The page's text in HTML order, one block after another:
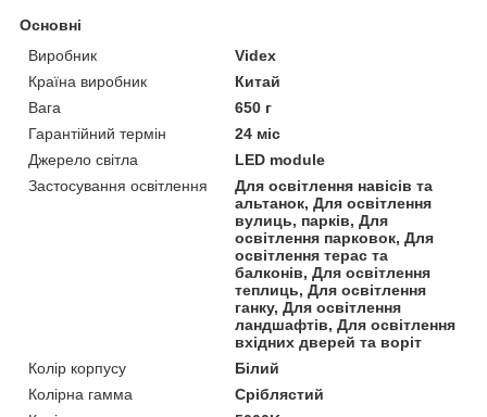
Основні
Виробник
Videx
Країна виробник
Китай
Вага
650 г
Гарантійний термін
24 міс
Джерело світла
LED module
Застосування освітлення
Для освітлення навісів та
альтанок, Для освітлення
вулиць, парків, Для
освітлення парковок, Для
освітлення терас та
балконів, Для освітлення
теплиць, Для освітлення
ганку, Для освітлення
ландшафтів, Для освітлення
вхідних дверей та воріт
Колір корпусу
Білий
Колірна гамма
Сріблястий